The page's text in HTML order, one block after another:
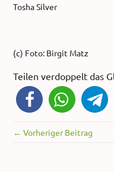
Tosha Silver
(c) Foto: Birgit Matz
Teilen verdoppelt das
← Vorheriger Beitrag